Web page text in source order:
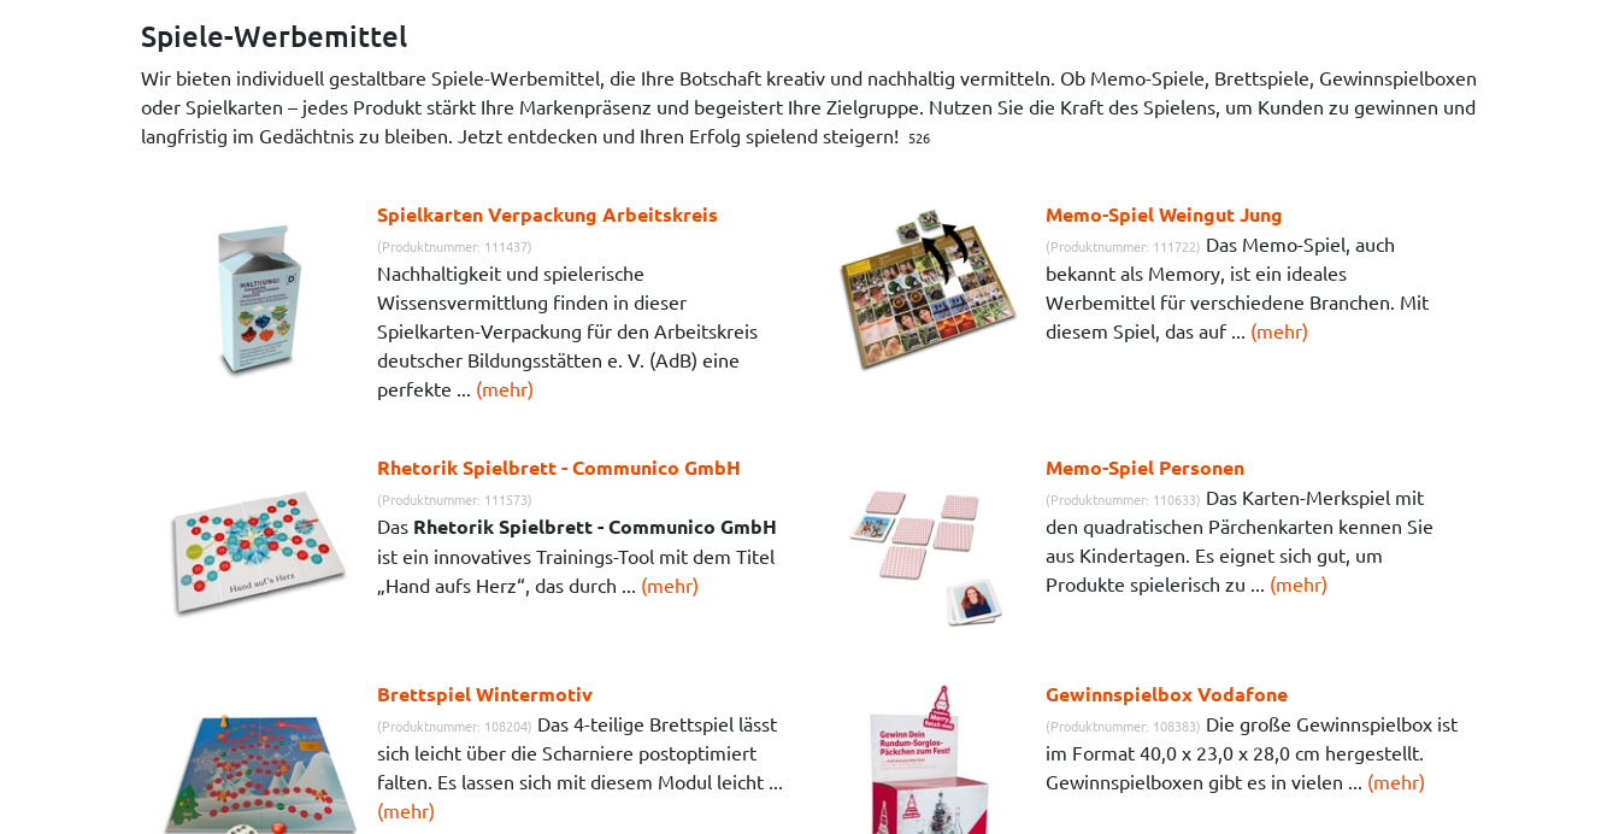
Spiele-Werbemittel
Wir bieten individuell gestaltbare Spiele-Werbemittel, die Ihre Botschaft kreativ und nachhaltig vermitteln. Ob Memo-Spiele, Brettspiele, Gewinnspielboxen
oder Spielkarten – jedes Produkt stärkt Ihre Markenpräsenz und begeistert Ihre Zielgruppe. Nutzen Sie die Kraft des Spielens, um Kunden zu gewinnen und
langfristig im Gedächtnis zu bleiben. Jetzt entdecken und Ihren Erfolg spielend steigern!
526
Spielkarten Verpackung Arbeitskreis
(Produktnummer: 111437)
Nachhaltigkeit und spielerische
Wissensvermittlung finden in dieser
Spielkarten-Verpackung für den Arbeitskreis
deutscher Bildungsstätten e. V. (AdB) eine
perfekte ... (mehr)
Memo-Spiel Weingut Jung
(Produktnummer: 111722) Das Memo-Spiel, auch
bekannt als Memory, ist ein ideales
Werbemittel für verschiedene Branchen. Mit
diesem Spiel, das auf ... (mehr)
Rhetorik Spielbrett - Communico GmbH
(Produktnummer: 111573)
Das Rhetorik Spielbrett - Communico GmbH
ist ein innovatives Trainings-Tool mit dem Titel
„Hand aufs Herz“, das durch ... (mehr)
Memo-Spiel Personen
(Produktnummer: 110633) Das Karten-Merkspiel mit
den quadratischen Pärchenkarten kennen Sie
aus Kindertagen. Es eignet sich gut, um
Produkte spielerisch zu ... (mehr)
Brettspiel Wintermotiv
(Produktnummer: 108204) Das 4-teilige Brettspiel lässt
sich leicht über die Scharniere postoptimiert
falten. Es lassen sich mit diesem Modul leicht ...
(mehr)
Gewinnspielbox Vodafone
(Produktnummer: 108383) Die große Gewinnspielbox ist
im Format 40,0 x 23,0 x 28,0 cm hergestellt.
Gewinnspielboxen gibt es in vielen ... (mehr)